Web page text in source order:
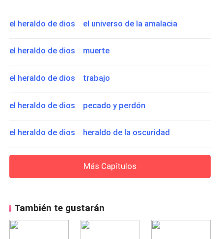
el heraldo de dios el universo de la amalacia
el heraldo de dios muerte
el heraldo de dios trabajo
el heraldo de dios pecado y perdón
el heraldo de dios heraldo de la oscuridad
Más Capítulos
También te gustarán